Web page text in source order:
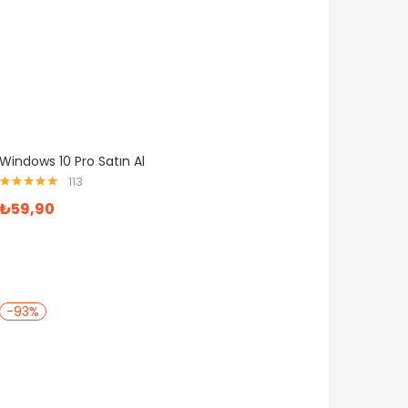
10 Pro Satın Al
oy aldı
113
59,90
-93%